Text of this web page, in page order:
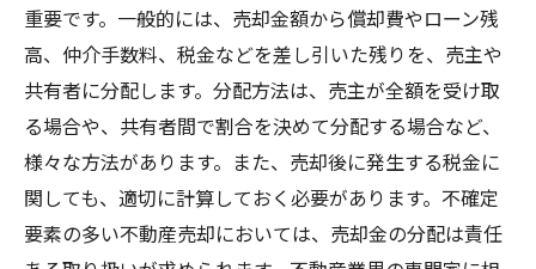
重要です。一般的には、売却金額から償却費やローン残
高、仲介手数料、税金などを差し引いた残りを、売主や
共有者に分配します。分配方法は、売主が全額を受け取
る場合や、共有者間で割合を決めて分配する場合など、
様々な方法があります。また、売却後に発生する税金に
関しても、適切に計算しておく必要があります。不確定
要素の多い不動産売却においては、売却金の分配は責任